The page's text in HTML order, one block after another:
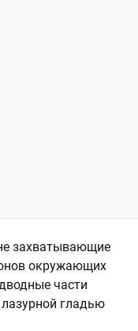
захватывающие
окружающих
части
гладью